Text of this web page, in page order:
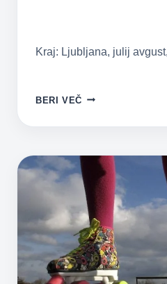
Kraj: Ljubljana, julij
BERI VEČ ŠPORTNO
POČITNICE